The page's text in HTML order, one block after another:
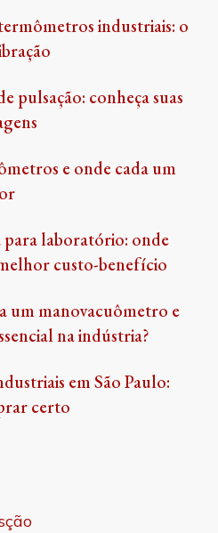
industriais: o
pulsação: conheça suas
e onde cada um
laboratório: onde
custo-benefício
um manovacuômetro e
na indústria?
em São Paulo:
certo